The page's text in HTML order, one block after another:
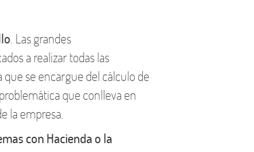
. Las grandes
a realizar todas las
se encargue del cálculo de
que conlleva en
la empresa.
con Hacienda o la